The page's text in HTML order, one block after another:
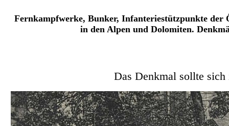
Fernkampfwerke, Bunker, Infanteriestützpunkte der
in den Alpen und Dolomiten.
Das Denkmal sollte